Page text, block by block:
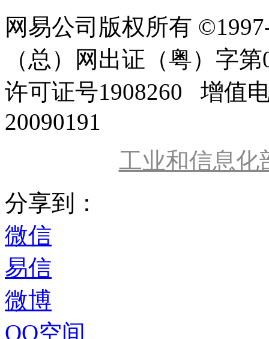
网易公司版权所有
（总）网出证（粤）字
许可证号1908260 增值
20090191
工业和信息化
分享到：
微信
易信
微博
QQ空间